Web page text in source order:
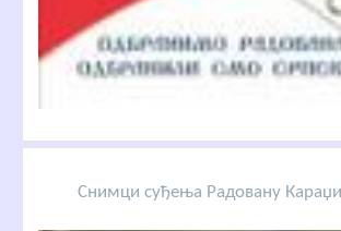
Снимци суђења Радовану